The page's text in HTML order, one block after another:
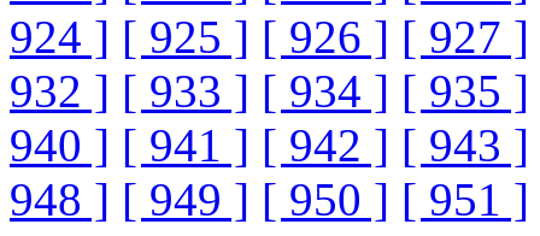
924 ] [ 925 ] [ 926 ] [ 927 ]
932 ] [ 933 ] [ 934 ] [ 935 ]
940 ] [ 941 ] [ 942 ] [ 943 ]
948 ] [ 949 ] [ 950 ] [ 951 ]